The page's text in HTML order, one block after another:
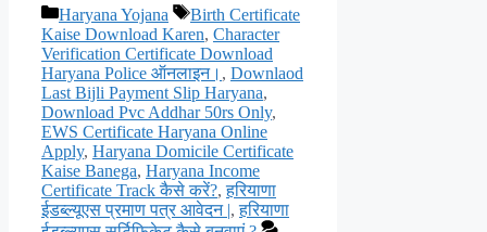
Categories
Haryana Yojana Tags
Birth Certificate
Kaise Download Karen, Character
Verification Certificate Download
Haryana Police ऑनलाइन। , Downlaod
Last Bijli Payment Slip Haryana,
Download Pvc Addhar 50rs Only,
EWS Certificate Haryana Online
Apply, Haryana Domicile Certificate
Kaise Banega, Haryana Income
Certificate Track कैसे करें?,हरियाणा
ईडब्ल्यूएस प्रमाण पत्र आवेदन |,हरियाणा